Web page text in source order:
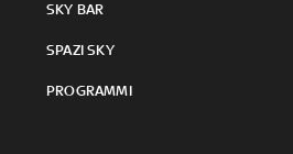
SKY BAR
SPAZI SKY
PROGRAMMI